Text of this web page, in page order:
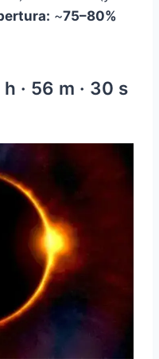
~75–80%
· 56 m · 29 s